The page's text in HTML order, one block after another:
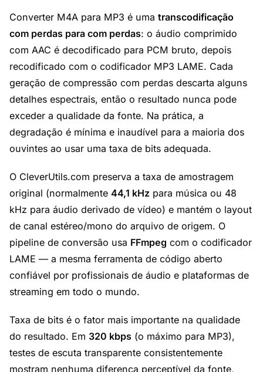
Converter M4A para MP3 é uma transcodificação
com perdas para com perdas: o áudio comprimido
com AAC é decodificado para PCM bruto, depois
recodificado com o codificador MP3 LAME. Cada
geração de compressão com perdas descarta alguns
detalhes espectrais, então o resultado nunca pode
exceder a qualidade da fonte. Na prática, a
degradação é mínima e inaudível para a maioria dos
ouvintes ao usar uma taxa de bits adequada.
O CleverUtils.com preserva a taxa de amostragem
original (normalmente 44,1 kHz para música ou 48
kHz para áudio derivado de vídeo) e mantém o layout
de canal estéreo/mono do arquivo de origem. O
pipeline de conversão usa FFmpeg com o codificador
LAME — a mesma ferramenta de código aberto
confiável por profissionais de áudio e plataformas de
streaming em todo o mundo.
Taxa de bits é o fator mais importante na qualidade
do resultado. Em 320 kbps (o máximo para MP3),
testes de escuta transparente consistentemente
mostram nenhuma diferença perceptível da fonte,